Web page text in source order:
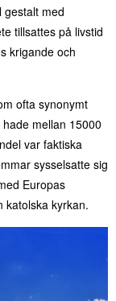
gestalt med
tillsattes på livstid
krigande och
ofta synonymt
mellan 15000
var faktiska
sysselsatte sig
Europas
katolska kyrkan.